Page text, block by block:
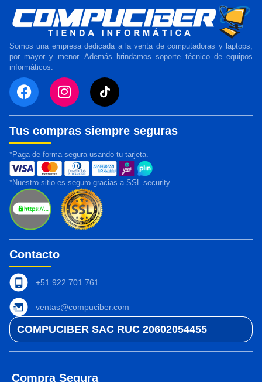
Somos una empresa dedicada a la venta de computadoras y laptops,
por mayor y menor. Además brindamos soporte técnico de equipos
informáticos.
Tus compras siempre seguras
*Paga de forma segura usando tu tarjeta.
*Nuestro sitio es seguro gracias a SSL security.
Contacto
+51 922 701 761
ventas@compuciber.com
COMPUCIBER SAC RUC 20602054455
Compra Segura